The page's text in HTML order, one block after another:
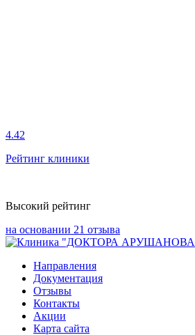
4.42
Рейтинг клиники
Высокий рейтинг
на основании 21 отзыва
Направления
Документация
Отзывы
Контакты
Акции
Карта сайта